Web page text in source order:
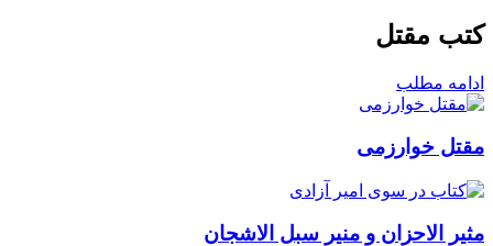
کتب مقتل
ادامه مطلب
مقتل خوارزمی
مثیر الاحزان و منیر سبل الاشجان